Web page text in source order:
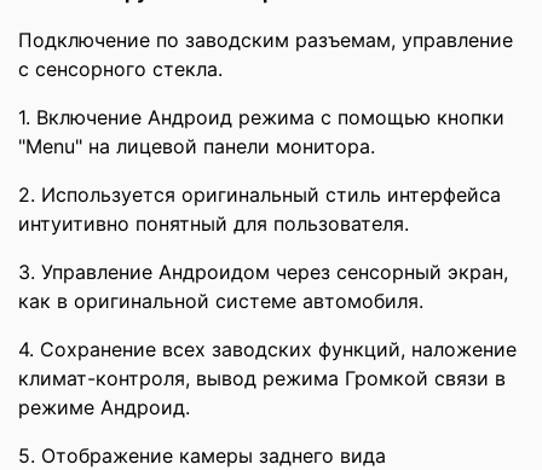
Подключение по заводским разъемам, управление
с сенсорного стекла.
1. Включение Андроид режима с помощью кнопки
"Menu" на лицевой панели монитора.
2. Используется оригинальный стиль интерфейса
интуитивно понятный для пользователя.
3. Управление Андроидом через сенсорный экран,
как в оригинальной системе автомобиля.
4. Сохранение всех заводских функций, наложение
климат-контроля, вывод режима Громкой связи в
режиме Андроид.
5. Отображение камеры заднего вида